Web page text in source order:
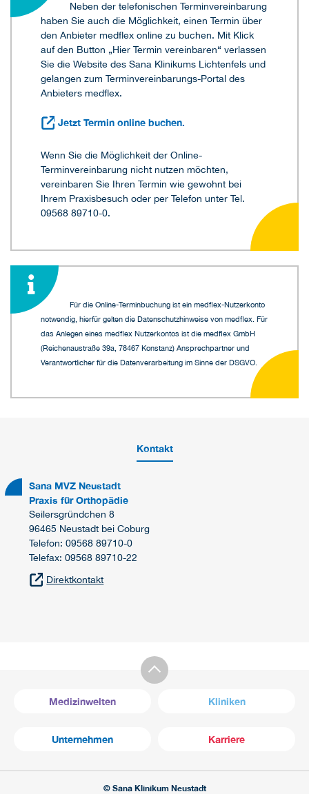
Neben der telefonischen Terminvereinbarung
haben Sie auch die Möglichkeit, einen Termin über
den Anbieter medflex online zu buchen. Mit Klick
auf den Button „Hier Termin vereinbaren“ verlassen
Sie die Website des Sana Klinikums Lichtenfels und
gelangen zum Terminvereinbarungs-Portal des
Anbieters medflex.
Jetzt Termin online buchen.
Wenn Sie die Möglichkeit der Online-
Terminvereinbarung nicht nutzen möchten,
vereinbaren Sie Ihren Termin wie gewohnt bei
Ihrem Praxisbesuch oder per Telefon unter Tel.
09568 89710-0.
Für die Online-Terminbuchung ist ein medflex-Nutzerkonto
notwendig, hierfür gelten die Datenschutzhinweise von medflex. Für
das Anlegen eines medflex Nutzerkontos ist die medflex GmbH
(Reichenaustraße 39a, 78467 Konstanz) Ansprechpartner und
Verantwortlicher für die Datenverarbeitung im Sinne der DSGVO.
Kontakt
Sana MVZ Neustadt
Praxis für Orthopädie
Seilersgründchen 8
96465 Neustadt bei Coburg
Telefon: 09568 89710-0
Telefax: 09568 89710-22
Direktkontakt
Medizinwelten Kliniken
Unternehmen Karriere
© Sana Klinikum Neustadt